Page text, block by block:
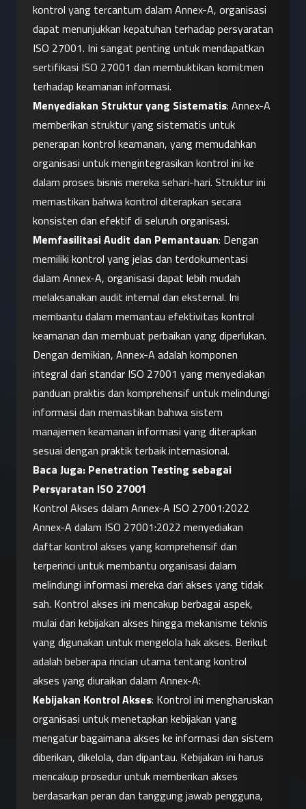
kontrol yang tercantum dalam Annex-A, organisasi
dapat menunjukkan kepatuhan terhadap persyaratan
ISO 27001. Ini sangat penting untuk mendapatkan
sertifikasi ISO 27001 dan membuktikan komitmen
terhadap keamanan informasi.
Menyediakan Struktur yang Sistematis: Annex-A
memberikan struktur yang sistematis untuk
penerapan kontrol keamanan, yang memudahkan
organisasi untuk mengintegrasikan kontrol ini ke
dalam proses bisnis mereka sehari-hari. Struktur ini
memastikan bahwa kontrol diterapkan secara
konsisten dan efektif di seluruh organisasi.
Memfasilitasi Audit dan Pemantauan: Dengan
memiliki kontrol yang jelas dan terdokumentasi
dalam Annex-A, organisasi dapat lebih mudah
melaksanakan audit internal dan eksternal. Ini
membantu dalam memantau efektivitas kontrol
keamanan dan membuat perbaikan yang diperlukan.
Dengan demikian, Annex-A adalah komponen
integral dari standar ISO 27001 yang menyediakan
panduan praktis dan komprehensif untuk melindungi
informasi dan memastikan bahwa sistem
manajemen keamanan informasi yang diterapkan
sesuai dengan praktik terbaik internasional.
Baca Juga: Penetration Testing sebagai
Persyaratan ISO 27001
Kontrol Akses dalam Annex-A ISO 27001:2022
Annex-A dalam ISO 27001:2022 menyediakan
daftar kontrol akses yang komprehensif dan
terperinci untuk membantu organisasi dalam
melindungi informasi mereka dari akses yang tidak
sah. Kontrol akses ini mencakup berbagai aspek,
mulai dari kebijakan akses hingga mekanisme teknis
yang digunakan untuk mengelola hak akses. Berikut
adalah beberapa rincian utama tentang kontrol
akses yang diuraikan dalam Annex-A:
Kebijakan Kontrol Akses: Kontrol ini mengharuskan
organisasi untuk menetapkan kebijakan yang
mengatur bagaimana akses ke informasi dan sistem
diberikan, dikelola, dan dipantau. Kebijakan ini harus
mencakup prosedur untuk memberikan akses
berdasarkan peran dan tanggung jawab pengguna,